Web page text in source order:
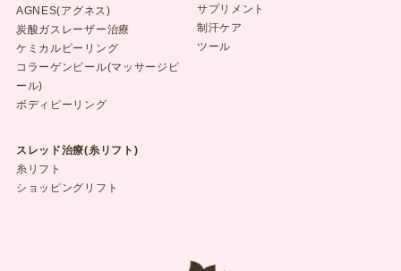
AGNES(アグネス)
炭酸ガスレーザー治療
ケミカルピーリング
コラーゲンピール(マッサージピ
ール)
ボディピーリング
スレッド治療(糸リフト)
糸リフト
ショッピングリフト
サプリメント
制汗ケア
ツール